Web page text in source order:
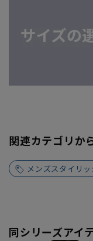
関連カテゴリか
メンズスタイリ
同シリーズアイ